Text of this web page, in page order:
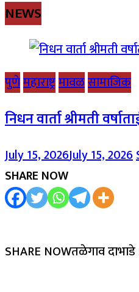
NEWS
पुणेमहाराष्ट्रमावळसामाजिक
निधन वार्ता श्रीमती
July 15, 2026July 15, 2026
SHARE NOW
SHARE NOWतळेगाव दाभाडे